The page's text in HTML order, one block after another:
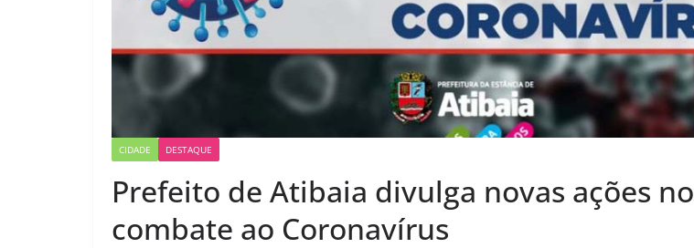
CIDADE DESTAQUE
Prefeito de Atibaia divulga novas ações no
combate ao Coronavírus